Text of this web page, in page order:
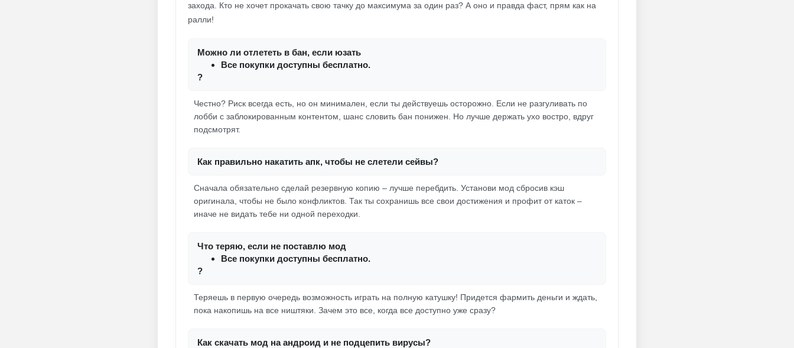
захода. Кто не хочет прокачать свою тачку до максимума за один раз? А оно и правда фаст, прям как на
ралли!
Можно ли отлететь в бан, если юзать
Все покупки доступны бесплатно.
?
Честно? Риск всегда есть, но он минимален, если ты действуешь осторожно. Если не разгуливать по
лобби с заблокированным контентом, шанс словить бан понижен. Но лучше держать ухо востро, вдруг
подсмотрят.
Как правильно накатить апк, чтобы не слетели сейвы?
Сначала обязательно сделай резервную копию – лучше перебдить. Установи мод сбросив кэш
оригинала, чтобы не было конфликтов. Так ты сохранишь все свои достижения и профит от каток –
иначе не видать тебе ни одной переходки.
Что теряю, если не поставлю мод
Все покупки доступны бесплатно.
?
Теряешь в первую очередь возможность играть на полную катушку! Придется фармить деньги и ждать,
пока накопишь на все ништяки. Зачем это все, когда все доступно уже сразу?
Как скачать мод на андроид и не подцепить вирусы?